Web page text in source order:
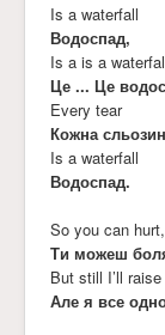
Is a waterfall
Водоспад,
Is a is a
Це ... Це
Every tear
Кожна
Is a waterfall
Водоспад.
So you can
Ти можеш
But still I’ll
Але я все